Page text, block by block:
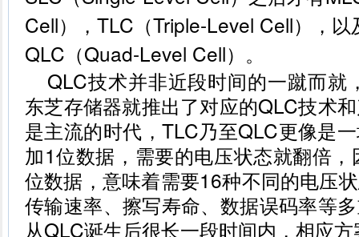
Cell），TLC（Triple-Level Cell），
QLC（Quad-Level Cell）。
QLC技术并非近段时间的一蹴而就
东芝存储器就推出了对应的QLC技术
是主流的时代，TLC乃至QLC更像是
加1位数据，需要的电压状态就翻倍
位数据，意味着需要16种不同的电压
传输速率、擦写寿命、数据误码率等
从QLC诞生后很长一段时间内，相应